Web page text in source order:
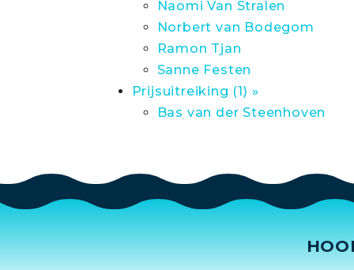
Naomi Van Stralen
Norbert van Bodegom
Ramon Tjan
Sanne Festen
Prijsuitreiking (1) »
Bas van der Steenhoven